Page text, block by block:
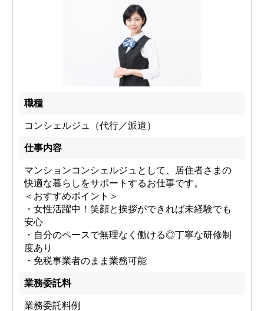
職種
コンシェルジュ（代行／派遣）
仕事内容
マンションコンシェルジュとして、居住者さまの
快適な暮らしをサポートするお仕事です。
＜おすすめポイント＞
・女性活躍中！笑顔と挨拶ができれば未経験でも
安心
・自分のペースで無理なく働ける◎丁寧な研修制
度あり
・免税事業者のまま業務可能
業務委託料
業務委託料例